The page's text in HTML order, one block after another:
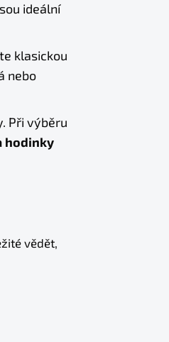
ideální
klasickou
nebo
Při výběru
hodinky
vědět,